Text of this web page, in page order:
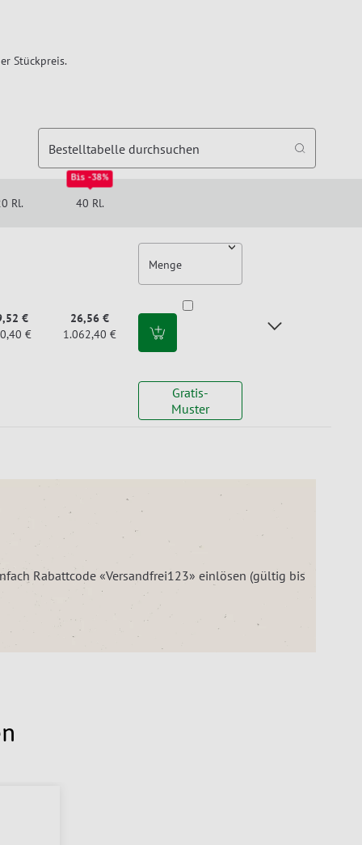
Stückpreis.
Bestelltabelle durchsuchen
Rl.
Bis -38%
40 Rl.
€
€
26,56 €
1.062,40 €
Menge
Gratis-
Muster
Rabattcode «Versandfrei123» einlösen (gültig bis